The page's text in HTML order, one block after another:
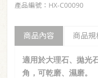
產品編號：HX-C00090
商品內容 商品規
適用於大理石、拋光
角，可乾磨、濕磨。